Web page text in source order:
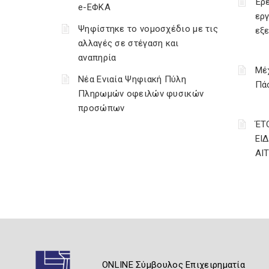
e-ΕΦΚΑ
Ψηφίστηκε το νομοσχέδιο με τις
αλλαγές σε στέγαση και
αναπηρία
Νέα Ενιαία Ψηφιακή Πύλη
Πληρωμών οφειλών φυσικών
προσώπων
ONLINE Σύμβουλος Επιχειρηματία